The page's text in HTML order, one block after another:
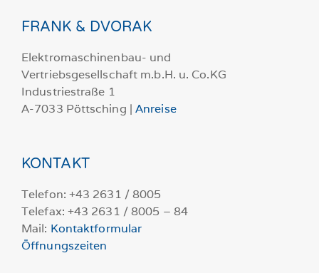
FRANK & DVORAK
Elektromaschinenbau- und
Vertriebsgesellschaft m.b.H. u. Co.KG
Industriestraße 1
A-7033 Pöttsching |Anreise
KONTAKT
Telefon: +43 2631 / 8005
Telefax: +43 2631 / 8005 – 84
Mail: Kontaktformular
Öffnungszeiten